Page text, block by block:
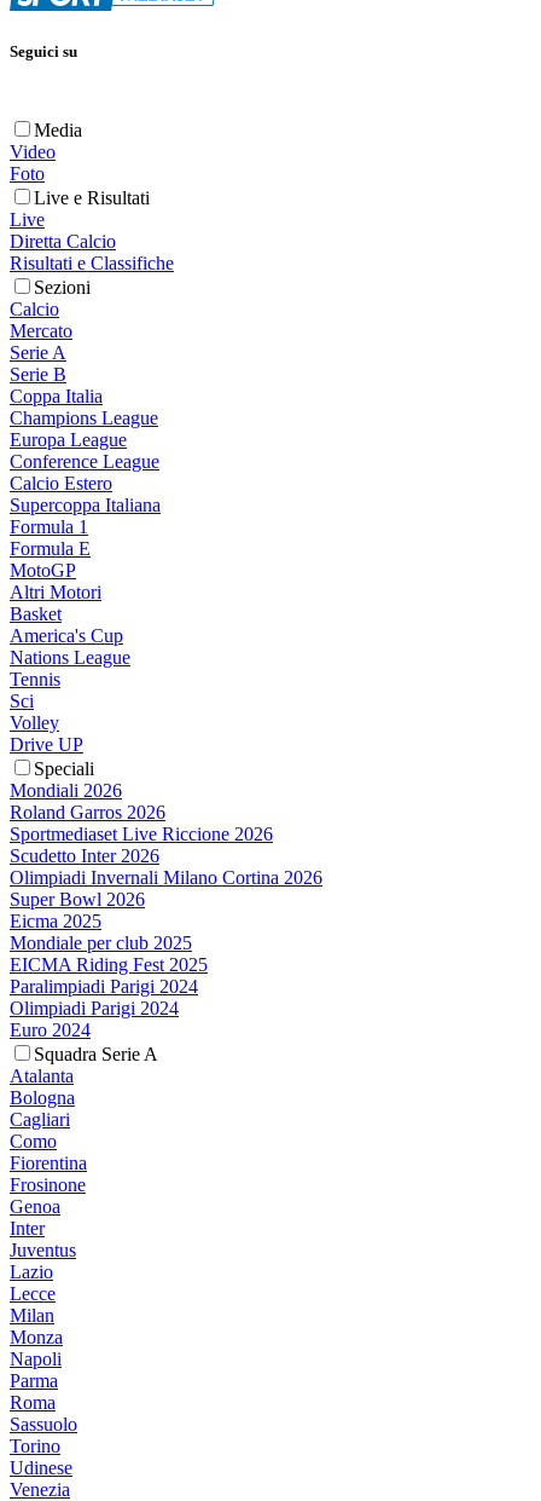
Seguici su
Media
Video
Foto
Live e Risultati
Live
Diretta Calcio
Risultati e Classifiche
Sezioni
Calcio
Mercato
Serie A
Serie B
Coppa Italia
Champions League
Europa League
Conference League
Calcio Estero
Supercoppa Italiana
Formula 1
Formula E
MotoGP
Altri Motori
Basket
America's Cup
Nations League
Tennis
Sci
Volley
Drive UP
Speciali
Mondiali 2026
Roland Garros 2026
Sportmediaset Live Riccione 2026
Scudetto Inter 2026
Olimpiadi Invernali Milano Cortina 2026
Super Bowl 2026
Eicma 2025
Mondiale per club 2025
EICMA Riding Fest 2025
Paralimpiadi Parigi 2024
Olimpiadi Parigi 2024
Euro 2024
Squadra Serie A
Atalanta
Bologna
Cagliari
Como
Fiorentina
Frosinone
Genoa
Inter
Juventus
Lazio
Lecce
Milan
Monza
Napoli
Parma
Roma
Sassuolo
Torino
Udinese
Venezia